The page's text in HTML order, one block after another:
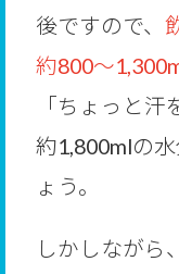
後ですので、
約800～
「ちょっと汗
約1,800mlの
ょう。
しかしながら